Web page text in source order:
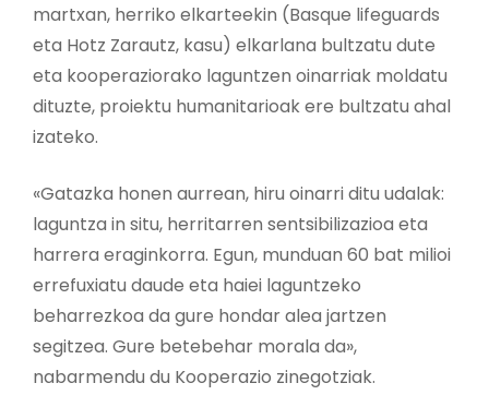
martxan, herriko elkarteekin (Basque lifeguards
eta Hotz Zarautz, kasu) elkarlana bultzatu dute
eta kooperaziorako laguntzen oinarriak moldatu
dituzte, proiektu humanitarioak ere bultzatu ahal
izateko.
«Gatazka honen aurrean, hiru oinarri ditu udalak:
laguntza in situ, herritarren sentsibilizazioa eta
harrera eraginkorra. Egun, munduan 60 bat milioi
errefuxiatu daude eta haiei laguntzeko
beharrezkoa da gure hondar alea jartzen
segitzea. Gure betebehar morala da»,
nabarmendu du Kooperazio zinegotziak.